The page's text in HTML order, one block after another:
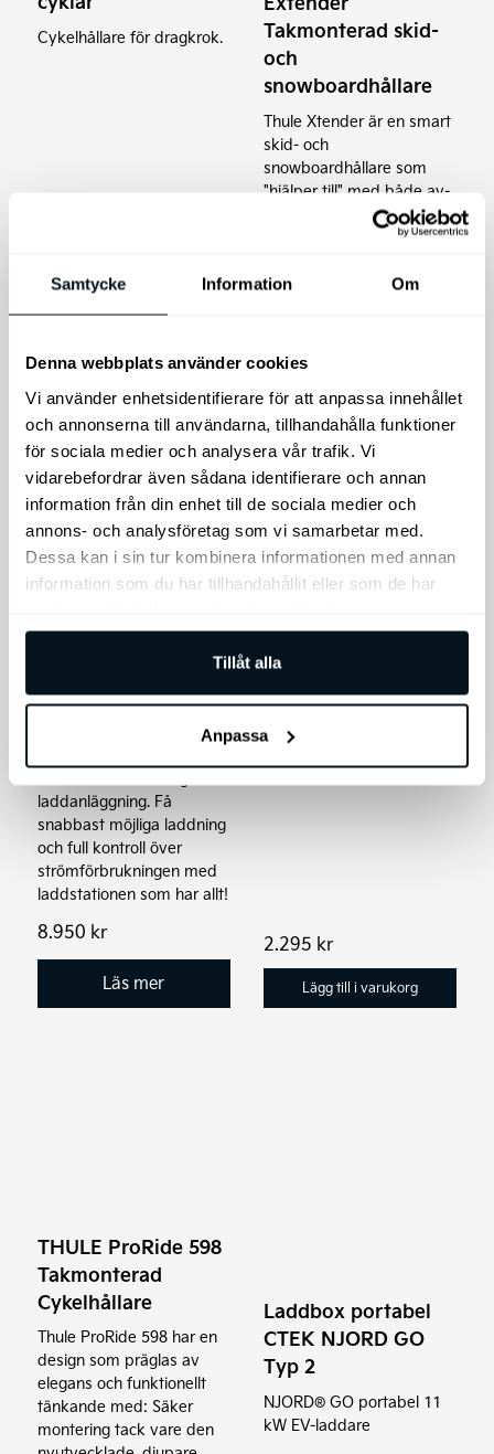
Samtycke Information Om
Denna webbplats använder cookies
Vi använder enhetsidentifierare för att anpassa innehållet
och annonserna till användarna, tillhandahålla funktioner
för sociala medier och analysera vår trafik. Vi
vidarebefordrar även sådana identifierare och annan
information från din enhet till de sociala medier och
annons- och analysföretag som vi samarbetar med.
Dessa kan i sin tur kombinera informationen med annan
information som du har tillhandahållit eller som de har
Tillåt alla
Anpassa
Cykelhållare för dragkrok.
Lägg till i varukorg
Takmonterad skid-
och
snowboardhållare
Thule Xtender är en smart
skid- och
snowboardhållare som
"hjälper till" med både av-
Lägg till i varukorg
inkl lastbalansering
En laddstation för dig som
önskar elegant laddstation
laddanläggning. Få
snabbast möjliga laddning
och full kontroll över
strömförbrukningen med
laddstationen som har allt!
8.950 kr
Läs mer
Kia original TPMS
Kit
TPMS-Kit
2.295 kr
Lägg till i varukorg
THULE ProRide 598
Takmonterad
Cykelhållare
Thule ProRide 598 har en
design som präglas av
elegans och funktionellt
tänkande med: Säker
montering tack vare den
Laddbox portabel
CTEK NJORD GO
Typ 2
NJORD® GO portabel 11
kW EV-laddare